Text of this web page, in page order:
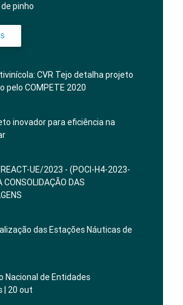
pinho
CVR Tejo detalha projeto
pelo COMPETE 2020
inovador para eficiência na
UE/2023 - (POCI-H4-2023-
CONSOLIDAÇÃO DAS
das Estações Náuticas de
Nacional de Entidades
| 20 out